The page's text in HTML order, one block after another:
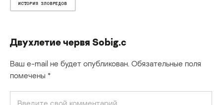
ИСТОРИЯ ЗЛОВРЕДОВ
Двухлетие червя Sobig.c
Ваш e-mail не будет опубликован. Обязательные поля
помечены *